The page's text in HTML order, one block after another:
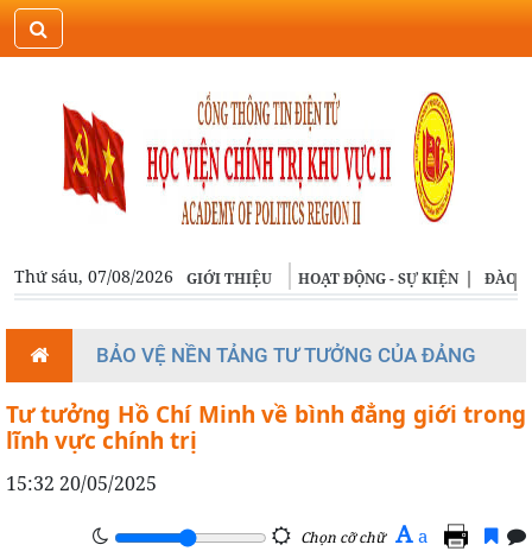
ĐĂNG NHẬP
Thứ sáu, 07/08/2026 GIỚI THIỆU HOẠT ĐỘNG - SỰ KIỆN ĐÀO
BẢO VỆ NỀN TẢNG TƯ TƯỞNG CỦA ĐẢNG
Tư tưởng Hồ Chí Minh về bình đẳng giới trong
lĩnh vực chính trị
15:32 20/05/2025
Chọn cỡ chữ A a